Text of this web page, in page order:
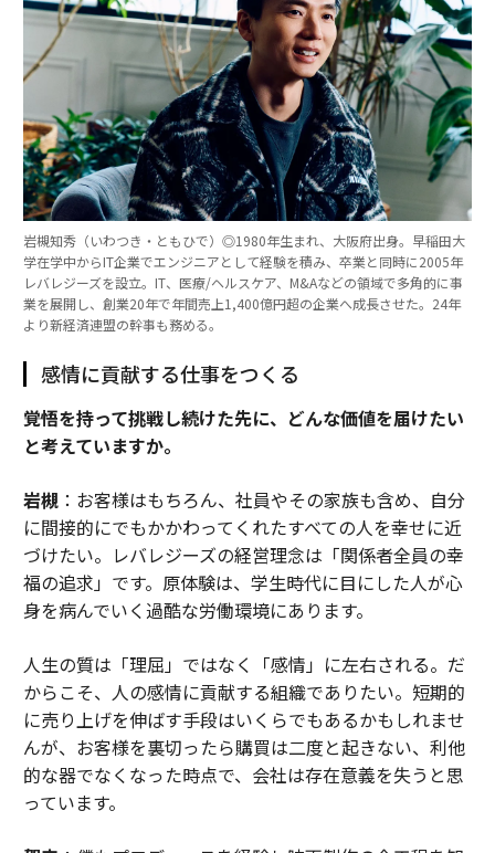
岩槻知秀（いわつき・ともひで）◎1980年生まれ、大阪府出身。早稲田大
学在学中からIT企業でエンジニアとして経験を積み、卒業と同時に2005年
レバレジーズを設立。IT、医療/ヘルスケア、M&Aなどの領域で多角的に事
業を展開し、創業20年で年間売上1,400億円超の企業へ成長させた。24年
より新経済連盟の幹事も務める。
感情に貢献する仕事をつくる
――覚悟を持って挑戦し続けた先に、どんな価値を届けたい
と考えていますか。
岩槻：お客様はもちろん、社員やその家族も含め、自分
に間接的にでもかかわってくれたすべての人を幸せに近
づけたい。レバレジーズの経営理念は「関係者全員の幸
福の追求」です。原体験は、学生時代に目にした人が心
身を病んでいく過酷な労働環境にあります。
人生の質は「理屈」ではなく「感情」に左右される。だ
からこそ、人の感情に貢献する組織でありたい。短期的
に売り上げを伸ばす手段はいくらでもあるかもしれませ
んが、お客様を裏切ったら購買は二度と起きない、利他
的な器でなくなった時点で、会社は存在意義を失うと思
っています。